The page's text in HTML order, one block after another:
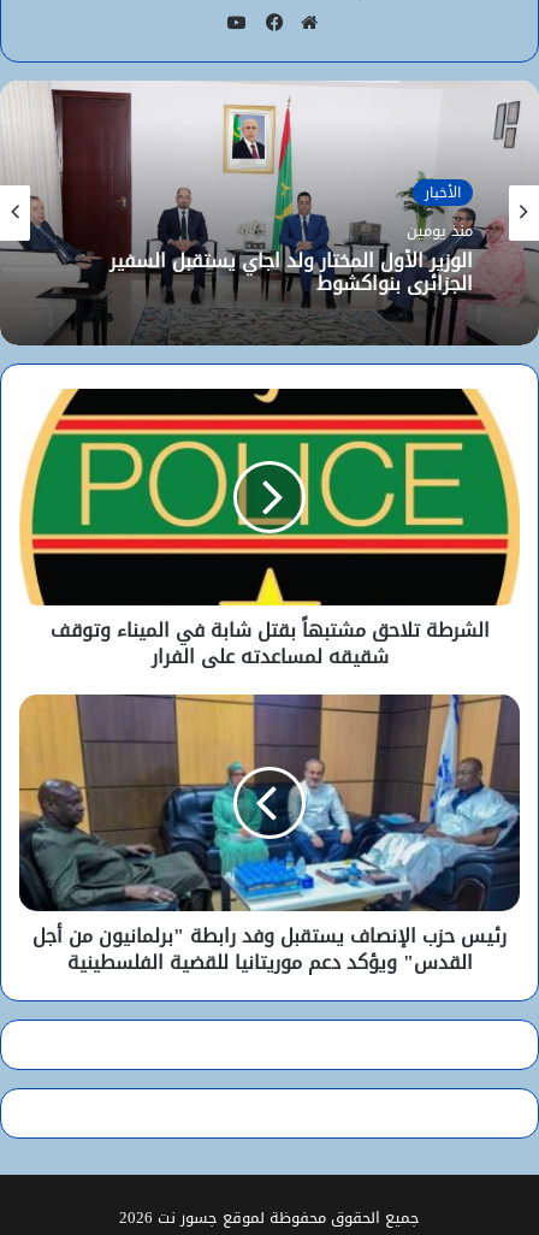
الويب
الأخبار
منذ يومين
الوزير الأول المختار ولد اجاي يستقبل السفير
الجزائري بنواكشوط
الشرطة تلاحق مشتبهاً بقتل شابة في الميناء وتوقف
شقيقه لمساعدته على الفرار
رئيس حزب الإنصاف يستقبل وفد رابطة "برلمانيون من أجل
القدس" ويؤكد دعم موريتانيا للقضية الفلسطينية
جميع الحقوق محفوظة لموقع جسور نت 2026